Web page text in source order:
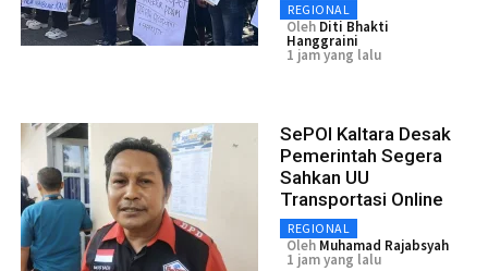
REGIONAL
Oleh Diti Bhakti
Hanggraini
1 jam yang lalu
SePOI Kaltara Desak
Pemerintah Segera
Sahkan UU
Transportasi Online
REGIONAL
Oleh Muhamad Rajabsyah
1 jam yang lalu